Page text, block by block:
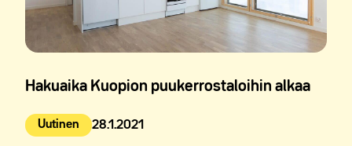
Hakuaika Kuopion puukerrostaloihin alkaa
Uutinen
Julkaistu: 28.1.2021